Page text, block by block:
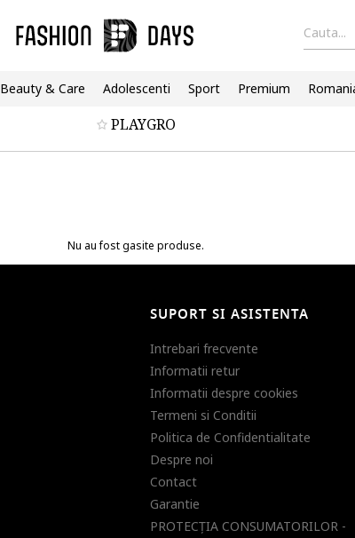
Cauta...
Beauty & Care Adolescenti Sport Premium
PLAYGRO
Nu au fost gasite produse.
SUPORT SI ASISTENTA
Intrebari frecvente
Informatii retur
Informatii despre cookies
Termeni si Conditii
Politica de Confidentialitate
Despre noi
Contact
Garantie
PROTECŢIA CONSUMATORILOR -